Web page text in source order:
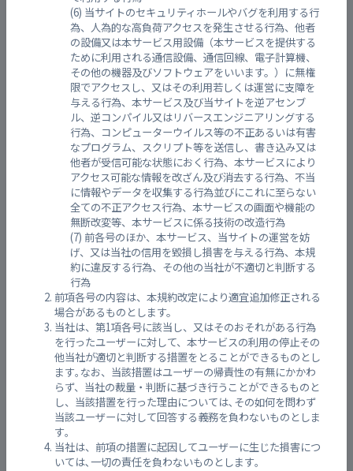
当サイトのセキュリティホールやバグを利用する行
為、人為的な高負荷アクセスを発生させる行為、他者
の設備又は本サービス用設備（本サービスを提供する
ために利用される通信設備、通信回線、電子計算機、
その他の機器及びソフトウェアをいいます。）に無権
限でアクセスし、又はその利用若しくは運営に支障を
与える行為、本サービス及び当サイトを逆アセンブ
ル、逆コンパイル又はリバースエンジニアリングする
行為、コンピューターウイルス等の不正あるいは有害
なプログラム、スクリプト等を送信し、書き込み又は
他者が受信可能な状態におく行為、本サービスにより
アクセス可能な情報を改ざん及び消去する行為、不当
に情報やデータを収集する行為並びにこれに至らない
全ての不正アクセス行為、本サービスの画面や機能の
無断改変等、本サービスに係る技術の改造行為
前各号のほか、本サービス、当サイトの運営を妨
げ、又は当社の信用を毀損し損害を与える行為、本規
約に違反する行為、その他の当社が不適切と判断する
行為
前項各号の内容は、本規約改定により適宜追加修正される
場合があるものとします。
当社は、第1項各号に該当し、又はそのおそれがある行為
を行ったユーザーに対して、本サービスの利用の停止その
他当社が適切と判断する措置をとることができるものとし
ます｡なお、当該措置はユーザーの帰責性の有無にかかわ
らず、当社の裁量・判断に基づき行うことができるものと
し、当該措置を行った理由については､その如何を問わず
当該ユーザーに対して回答する義務を負わないものとしま
す｡
当社は、前項の措置に起因してユーザーに生じた損害につ
いては､一切の責任を負わないものとします｡
福山市御幸町中津原
中津原（上流部）